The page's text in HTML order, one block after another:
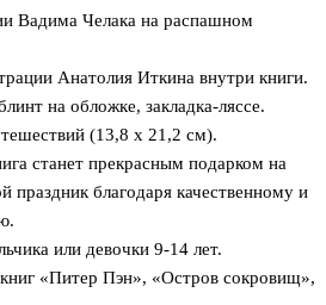
Вадима Челака на распашном
Анатолия Иткина внутри книги.
на обложке, закладка-ляссе.
(13,8 x 21,2 см).
станет прекрасным подарком на
праздник благодаря качественному и
или девочки 9-14 лет.
«Питер Пэн», «Остров сокровищ»,